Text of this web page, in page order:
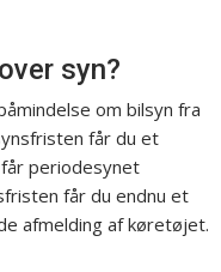
syn?
om bilsyn fra
får du et
periodesynet
får du endnu et
afmelding af køretøjet.